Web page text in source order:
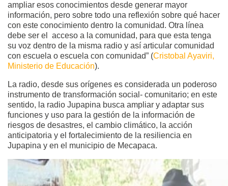
ampliar esos conocimientos desde generar mayor
información, pero sobre todo una reflexión sobre qué hacer
con este conocimiento dentro la comunidad. Otra línea
debe ser el acceso a la comunidad, para que esta tenga
su voz dentro de la misma radio y así articular comunidad
con escuela o escuela con comunidad” (Cristobal Ayaviri,
Ministerio de Educación).
La radio, desde sus orígenes es considerada un poderoso
instrumento de transformación social- comunitario; en este
sentido, la radio Jupapina busca ampliar y adaptar sus
funciones y uso para la gestión de la información de
riesgos de desastres, el cambio climático, la acción
anticipatoria y el fortalecimiento de la resiliencia en
Jupapina y en el municipio de Mecapaca.